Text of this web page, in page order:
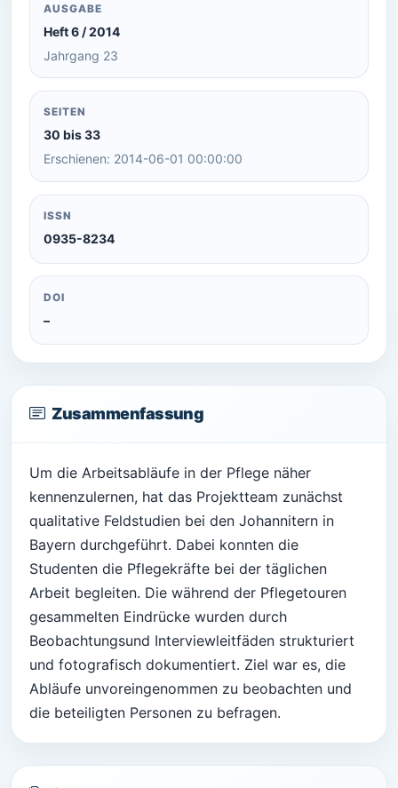
AUSGABE
Heft 6 / 2014
Jahrgang 23
SEITEN
30 bis 33
Erschienen: 2014-06-01 00:00:00
ISSN
0935-8234
DOI
–
Zusammenfassung
Um die Arbeitsabläufe in der Pflege näher
kennenzulernen, hat das Projektteam zunächst
qualitative Feldstudien bei den Johannitern in
Bayern durchgeführt. Dabei konnten die
Studenten die Pflegekräfte bei der täglichen
Arbeit begleiten. Die während der Pflegetouren
gesammelten Eindrücke wurden durch
Beobachtungsund Interviewleitfäden strukturiert
und fotografisch dokumentiert. Ziel war es, die
Abläufe unvoreingenommen zu beobachten und
die beteiligten Personen zu befragen.